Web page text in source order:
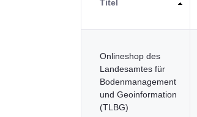
Titel
Onlineshop des
Landesamtes für
Bodenmanagement
und Geoinformation
(TLBG)